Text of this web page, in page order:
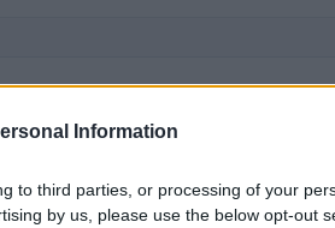
Information
to third parties, or processing of your
by us, please use the below opt-out
di 23.195.995 euro (dati
AGGIUDICATO